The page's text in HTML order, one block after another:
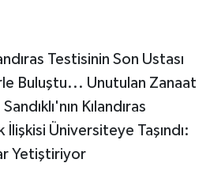
Testisinin Son Ustası
Buluştu... Unutulan Zanaat
Kılandıras
Üniversiteye Taşındı:
Yetiştiriyor